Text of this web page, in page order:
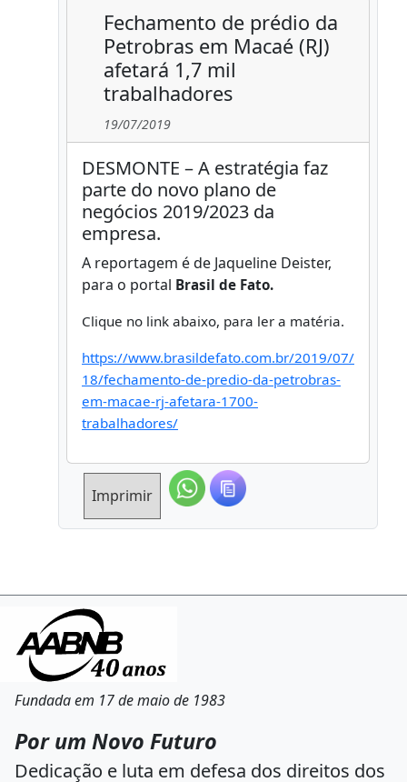
Fechamento de prédio da
Petrobras em Macaé (RJ)
afetará 1,7 mil
trabalhadores
19/07/2019
DESMONTE – A estratégia faz
parte do novo plano de
negócios 2019/2023 da
empresa.
A reportagem é de Jaqueline Deister,
para o portal Brasil de Fato.
Clique no link abaixo, para ler a matéria.
https://www.brasildefato.com.br/2019/07/
18/fechamento-de-predio-da-petrobras-
em-macae-rj-afetara-1700-
trabalhadores/
Imprimir
Fundada em 17 de maio de 1983
Por um Novo Futuro
Dedicação e luta em defesa dos direitos dos